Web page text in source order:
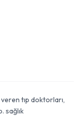
tıp doktorları,
sağlık